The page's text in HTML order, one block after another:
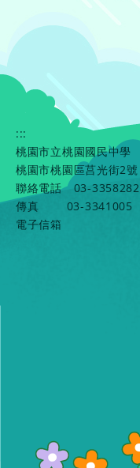
:::
桃園市立桃園國民中學
桃園市桃園區莒光街2號
聯絡電話
03-3358282
傳真
03-3341005
電子信箱